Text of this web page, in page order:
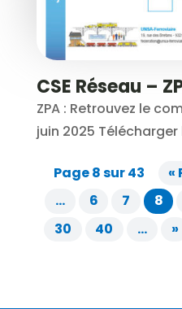
CSE Réseau –
ZPA : Retrouvez le
juin 2025 Télécharger
Page 8 sur 43 «
…
6 7 8
30
40 … »